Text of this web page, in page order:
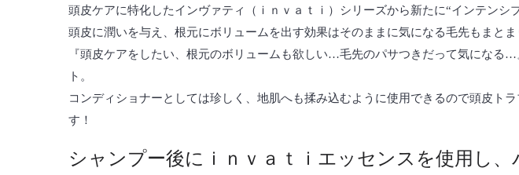
頭皮ケアに特化したインヴァティ（ｉｎｖａｔｉ）シリーズから新たに“インテンシ
頭皮に潤いを与え、根元にボリュームを出す効果はそのままに気になる毛先もまとま
『頭皮ケアをしたい、根元のボリュームも欲しい…毛先のパサつきだって気になる
ト。
コンディショナーとしては珍しく、地肌へも揉み込むように使用できるので頭皮ト
す！
シャンプー後にｉｎｖａｔｉエッセンスを使用し